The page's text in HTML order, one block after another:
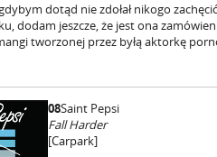
dotąd nie zdołał nikogo
dodam jeszcze, że jest ona
tworzonej przez byłą aktorkę
08Saint Pepsi
Fall Harder
[Carpark]